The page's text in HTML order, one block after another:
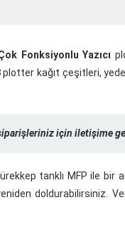
Fonksiyonlu Yazıcı
plotter kağıt çeşitleri,
için iletişime
tanklı MFP ile bir
doldurabilirsiniz.